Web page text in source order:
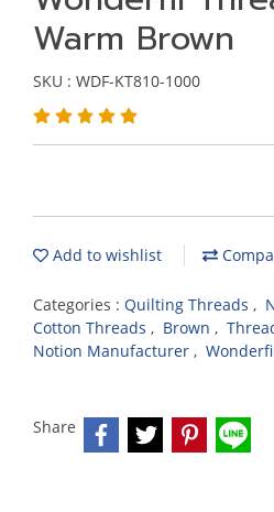
Warm Brown
SKU : WDF-KT810-1000
Add to wishlist
Categories : Quilting Threads ,
Cotton Threads , Brown ,
Notion Manufacturer ,
Share